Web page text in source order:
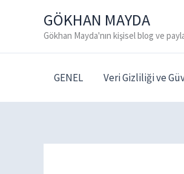
GÖKHAN MAYDA
Gökhan Mayda'nın kişisel blog ve
GENEL Veri Gizliliği ve